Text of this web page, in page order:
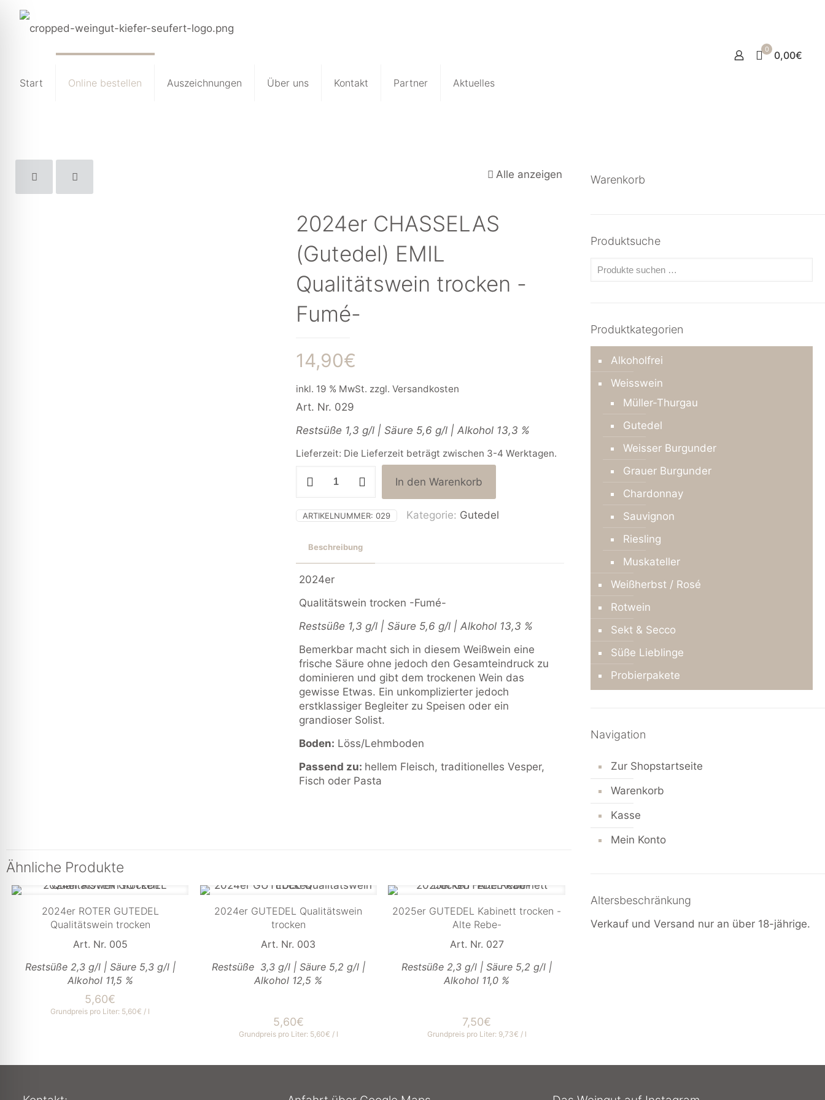
Start Online bestellen Auszeichnungen Über uns Kontakt Partner Aktuelles
0 0,00€
Alle anzeigen
2024er CHASSELAS
(Gutedel) EMIL
Qualitätswein trocken -
Fumé-
14,90€
inkl. 19 % MwSt. zzgl.Versandkosten
Art. Nr. 029
Restsüße 1,3 g/l | Säure 5,6 g/l | Alkohol 13,3 %
Lieferzeit: Die Lieferzeit beträgt zwischen 3-4 Werktagen.
CHASSELAS
EMIL
trocken
Menge
In den Warenkorb
ARTIKELNUMMER:029 Kategorie: Gutedel
Beschreibung
2024er
Qualitätswein trocken -Fumé-
Restsüße 1,3 g/l | Säure 5,6 g/l | Alkohol 13,3 %
Bemerkbar macht sich in diesem Weißwein eine
frische Säure ohne jedoch den Gesamteindruck zu
dominieren und gibt dem trockenen Wein das
gewisse Etwas. Ein unkomplizierter jedoch
erstklassiger Begleiter zu Speisen oder ein
grandioser Solist.
Boden: Löss/Lehmboden
Passend zu: hellem Fleisch, traditionelles Vesper,
Fisch oder Pasta
Ähnliche Produkte
2024er ROTER GUTEDEL
Qualitätswein trocken
Art. Nr. 005
Restsüße 2,3 g/l | Säure 5,3 g/l |
Alkohol 11,5 %
5,60€
Grundpreis pro Liter: 5,60€ / l
2024er GUTEDEL Qualitätswein
trocken
Art. Nr. 003
Restsüße 3,3 g/l | Säure 5,2 g/l |
Alkohol 12,5 %
5,60€
Grundpreis pro Liter: 5,60€ / l
2025er GUTEDEL Kabinett trocken -
Alte Rebe-
Art. Nr. 027
Restsüße 2,3 g/l | Säure 5,2 g/l |
Alkohol 11,0 %
7,50€
Grundpreis pro Liter: 9,73€ / l
Warenkorb
Produktsuche
Produktkategorien
Alkoholfrei
Weisswein
Müller-Thurgau
Gutedel
Weisser Burgunder
Grauer Burgunder
Chardonnay
Sauvignon
Riesling
Muskateller
Weißherbst / Rosé
Rotwein
Sekt & Secco
Süße Lieblinge
Probierpakete
Navigation
Zur Shopstartseite
Warenkorb
Kasse
Mein Konto
Altersbeschränkung
Verkauf und Versand nur an über 18-jährige.